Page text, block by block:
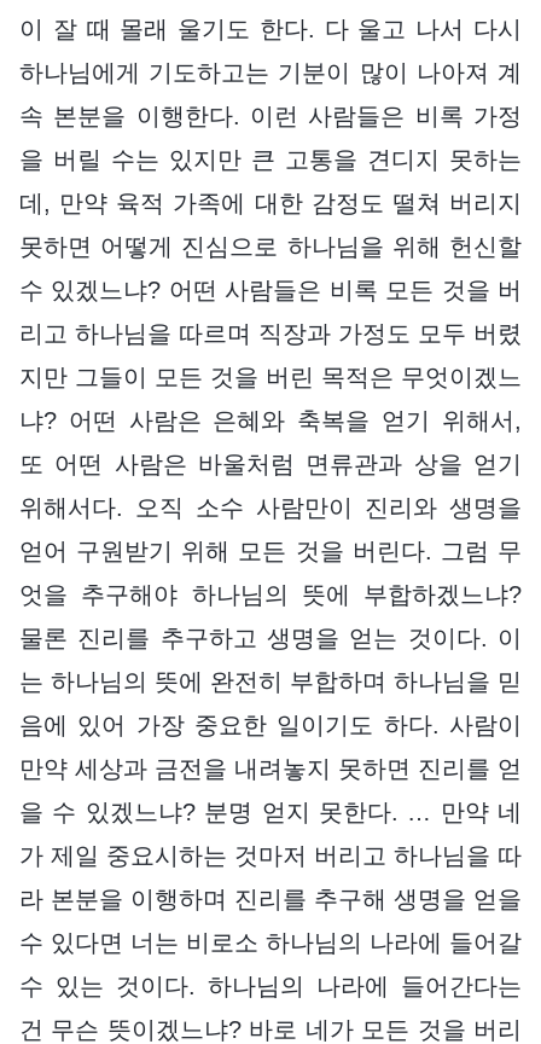
이 잘 때 몰래 울기도 한다. 다 울고 나서 다시
하나님에게 기도하고는 기분이 많이 나아져 계
속 본분을 이행한다. 이런 사람들은 비록 가정
을 버릴 수는 있지만 큰 고통을 견디지 못하는
데, 만약 육적 가족에 대한 감정도 떨쳐 버리지
못하면 어떻게 진심으로 하나님을 위해 헌신할
수 있겠느냐? 어떤 사람들은 비록 모든 것을 버
리고 하나님을 따르며 직장과 가정도 모두 버렸
지만 그들이 모든 것을 버린 목적은 무엇이겠느
냐? 어떤 사람은 은혜와 축복을 얻기 위해서,
또 어떤 사람은 바울처럼 면류관과 상을 얻기
위해서다. 오직 소수 사람만이 진리와 생명을
얻어 구원받기 위해 모든 것을 버린다. 그럼 무
엇을 추구해야 하나님의 뜻에 부합하겠느냐?
물론 진리를 추구하고 생명을 얻는 것이다. 이
는 하나님의 뜻에 완전히 부합하며 하나님을 믿
음에 있어 가장 중요한 일이기도 하다. 사람이
만약 세상과 금전을 내려놓지 못하면 진리를 얻
을 수 있겠느냐? 분명 얻지 못한다. … 만약 네
가 제일 중요시하는 것마저 버리고 하나님을 따
라 본분을 이행하며 진리를 추구해 생명을 얻을
수 있다면 너는 비로소 하나님의 나라에 들어갈
수 있는 것이다. 하나님의 나라에 들어간다는
건 무슨 뜻이겠느냐? 바로 네가 모든 것을 버리